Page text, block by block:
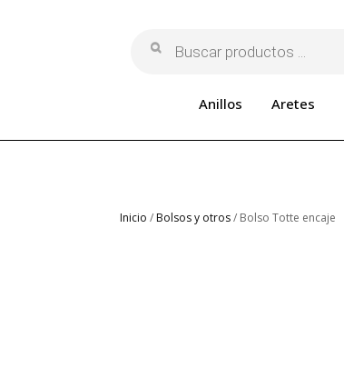
Búsqueda
Anillos Aretes
Inicio / Bolsos y otros/ Bolso Totte encaje